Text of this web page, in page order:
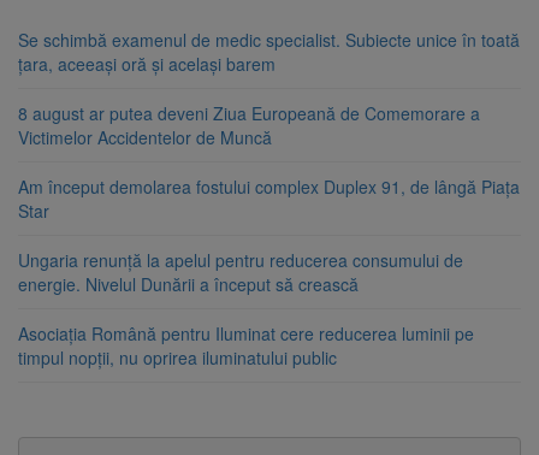
Se schimbă examenul de medic specialist. Subiecte unice în toată
țara, aceeași oră și același barem
8 august ar putea deveni Ziua Europeană de Comemorare a
Victimelor Accidentelor de Muncă
Am început demolarea fostului complex Duplex 91, de lângă Piața
Star
Ungaria renunță la apelul pentru reducerea consumului de
energie. Nivelul Dunării a început să crească
Asociația Română pentru Iluminat cere reducerea luminii pe
timpul nopții, nu oprirea iluminatului public